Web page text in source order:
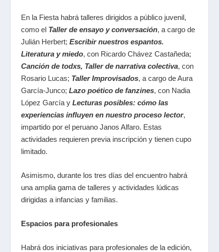
En la Fiesta habrá talleres dirigidos a público juvenil,
como el Taller de ensayo y conversación, a cargo de
Julián Herbert; Escribir nuestros espantos.
Literatura y miedo, con Ricardo Chávez Castañeda;
Canción de todxs, Taller de narrativa colectiva, con
Rosario Lucas; Taller Improvisados, a cargo deAura
García-Junco; Lazo poético de fanzines, con Nadia
López García y Lecturas posibles: cómo las
experiencias influyen en nuestro proceso lector,
impartido por el peruano Janos Alfaro. Estas
actividades requieren previa inscripción y tienen cupo
limitado.
Asimismo, durante los tres días del encuentro habrá
una amplia gama de talleres y actividades lúdicas
dirigidas a infancias y familias.
Espacios para profesionales
Habrá dos iniciativas para profesionales de la edición,